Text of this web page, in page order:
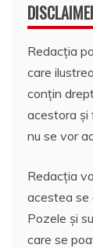
Redacția
care
conțin
acestora și
nu se vor
Redacția
acestea se
Pozele și
care se